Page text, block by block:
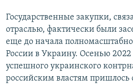
Государственные закупки,
отраслью, фактически были
еще до начала
России в Украину. Осенью 2022
успешного украинского
российским властям пришлось